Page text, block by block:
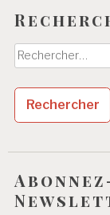
Rechercher :